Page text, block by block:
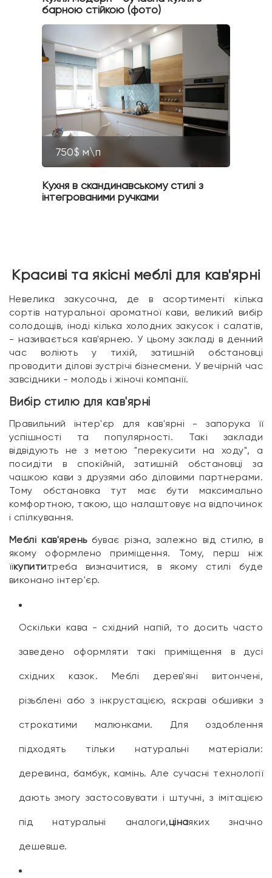
барною стійкою (фото)
750$ м\п
Кухня в скандинавському стилі з
інтегрованими ручками
Красиві та якісні меблі для кав'ярні
Невелика закусочна, де в асортименті кілька
сортів натуральної ароматної кави, великий вибір
солодощів, іноді кілька холодних закусок і салатів,
- називається кав'ярнею. У цьому закладі в денний
час воліють у тихій, затишній обстановці
проводити ділові зустрічі бізнесмени. У вечірній час
завсідники - молодь і жіночі компанії.
Вибір стилю для кав'ярні
Правильний інтер'єр для кав'ярні - запорука її
успішності та популярності. Такі заклади
відвідують не з метою "перекусити на ходу", а
посидіти в спокійній, затишній обстановці за
чашкою кави з друзями або діловими партнерами.
Тому обстановка тут має бути максимально
комфортною, такою, що налаштовує на відпочинок
і спілкування.
Меблі кав'ярень буває різна, залежно від стилю, в
якому оформлено приміщення. Тому, перш ніж
їїкупититреба визначитися, в якому стилі буде
виконано інтер'єр.
Оскільки кава - східний напій, то досить часто
заведено оформляти такі приміщення в дусі
східних казок. Меблі дерев'яні витончені,
різьблені або з інкрустацією, яскраві обшивки з
строкатими малюнками. Для оздоблення
підходять тільки натуральні матеріали:
деревина, бамбук, камінь. Але сучасні технології
дають змогу застосовувати і штучні, з імітацією
під натуральні аналоги,цінаяких значно
дешевше.